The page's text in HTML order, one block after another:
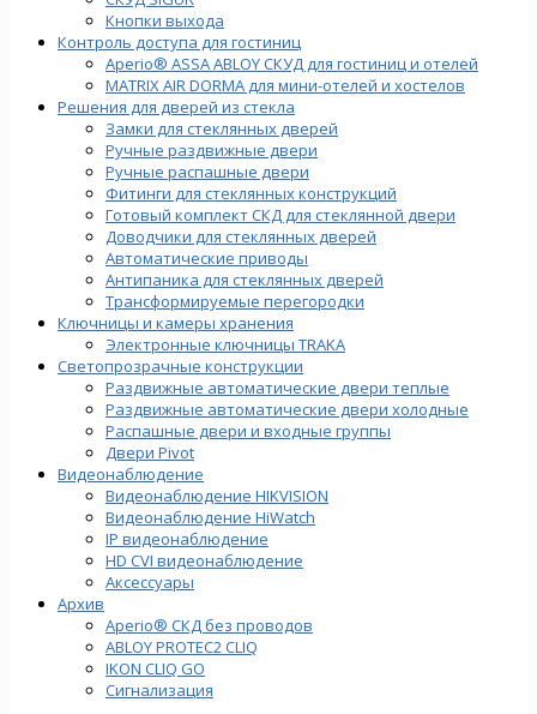
Кнопки выхода
Контроль доступа для гостиниц
Aperio® ASSA ABLOY СКУД для гостиниц и отелей
MATRIX AIR DORMA для мини-отелей и хостелов
Решения для дверей из стекла
Замки для стеклянных дверей
Ручные раздвижные двери
Ручные распашные двери
Фитинги для стеклянных конструкций
Готовый комплект СКД для стеклянной двери
Доводчики для стеклянных дверей
Автоматические приводы
Антипаника для стеклянных дверей
Трансформируемые перегородки
Ключницы и камеры хранения
Электронные ключницы TRAKA
Светопрозрачные конструкции
Раздвижные автоматические двери теплые
Раздвижные автоматические двери холодные
Распашные двери и входные группы
Двери Pivot
Видеонаблюдение
Видеонаблюдение HIKVISION
Видеонаблюдение HiWatch
IP видеонаблюдение
HD CVI видеонаблюдение
Аксессуары
Архив
Aperio® СКД без проводов
ABLOY PROTEC2 CLIQ
IKON CLIQ GO
Сигнализация